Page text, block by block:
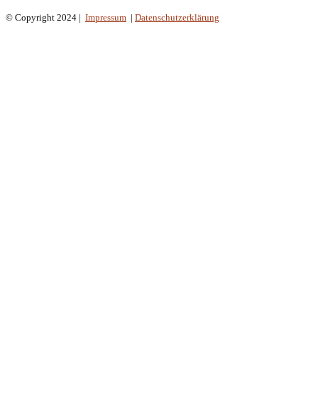
© Copyright 2024 | Impressum | Datenschutzerklärung